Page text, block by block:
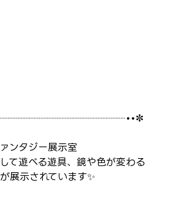
ンタジー展示室
て遊べる遊具、鏡や色が変わる
展示されています✨️